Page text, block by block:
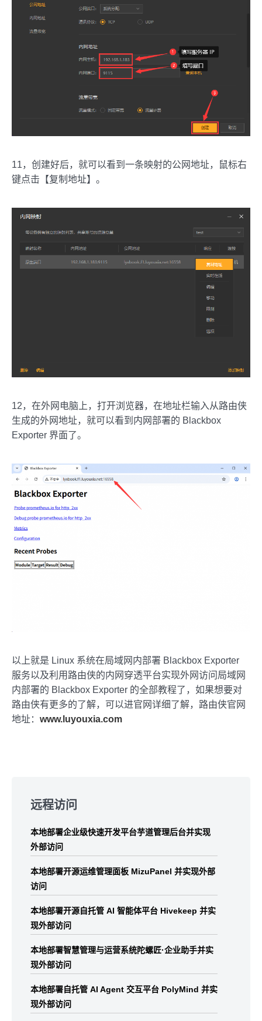
11，创建好后，就可以看到一条映射的公网地址，鼠标右
键点击【复制地址】。
12，在外网电脑上，打开浏览器，在地址栏输入从路由侠
生成的外网地址，就可以看到内网部署的 Blackbox
Exporter 界面了。
以上就是 Linux 系统在局域网内部署 Blackbox Exporter
服务以及利用路由侠的内网穿透平台实现外网访问局域网
内部署的 Blackbox Exporter 的全部教程了，如果想要对
路由侠有更多的了解，可以进官网详细了解，路由侠官网
地址： www.luyouxia.com
footer
远程访问
本地部署企业级快速开发平台芋道管理后台并实现
外部访问
本地部署开源运维管理面板 MizuPanel 并实现外部
访问
本地部署开源自托管 AI 智能体平台 Hivekeep 并实
现外部访问
本地部署智慧管理与运营系统陀螺匠·企业助手并实
现外部访问
本地部署自托管 AI Agent 交互平台 PolyMind 并实
现外部访问